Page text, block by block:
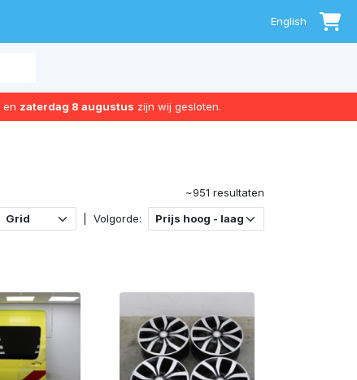
English 0
en zaterdag 8 augustus zijn wij gesloten.
~951 resultaten
Volgorde: